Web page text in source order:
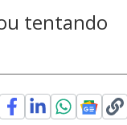
tentando